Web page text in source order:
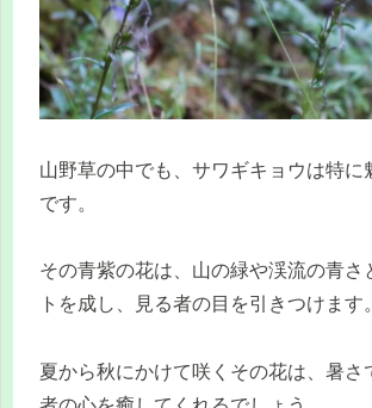
山野草の中でも、サワギキョウは特に
です。
その青紫の花は、山の緑や渓流の青さ
トを成し、見る者の目を引きつけます。
夏から秋にかけて咲くその花は、暑さ